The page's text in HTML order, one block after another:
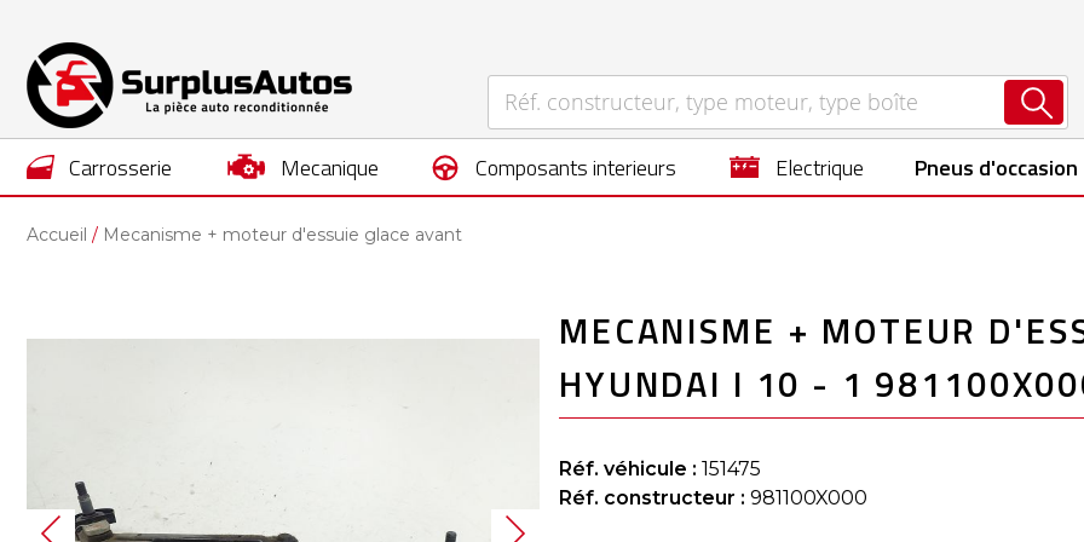
carrosserie mecanique composants interieurs electrique Pneus d'occasion
Accueil Mecanisme + moteur d'essuie glace avant
gallery
MECANISME + MOTEUR
HYUNDAI I 10 - 1
Réf. véhicule : 151475
Réf. constructeur : 981100X000